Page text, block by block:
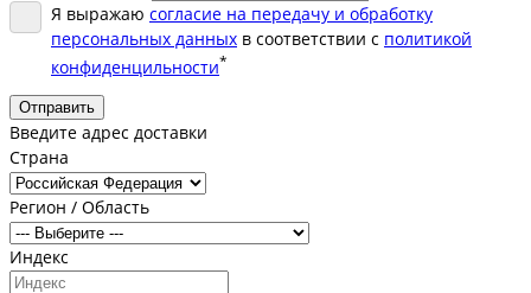
Я выражаю согласие на передачу и обработку
персональных данных в соответствии с политикой
конфиденцильности*
Отправить
Введите адрес доставки
Страна
Регион / Область
Индекс